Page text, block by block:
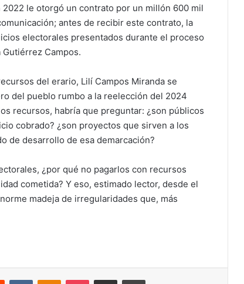
le otorgó un contrato por un millón 600 mil
antes de recibir este contrato, la
electorales presentados durante el proceso
Campos.
del erario, Lilí Campos Miranda se
del pueblo rumbo a la reelección del 2024
recursos, habría que preguntar: ¿son públicos
cobrado? ¿son proyectos que sirven a los
de desarrollo de esa demarcación?
¿por qué no pagarlos con recursos
cometida? Y eso, estimado lector, desde el
madeja de irregularidades que, más
Reddit VKontakteOdnoklassniki
Pocket Compartir por correo electrónicoImprimir